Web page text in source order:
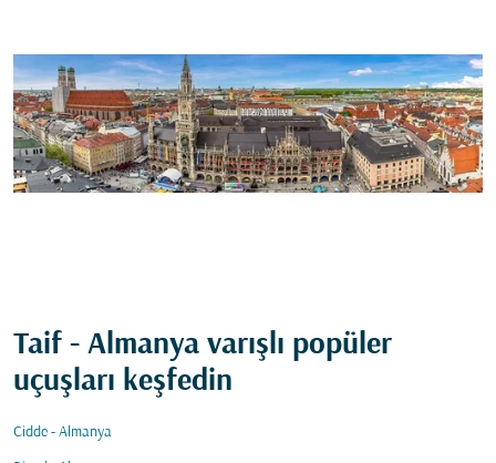
Taif - Almanya varışlı popüler
uçuşları keşfedin
Cidde - Almanya